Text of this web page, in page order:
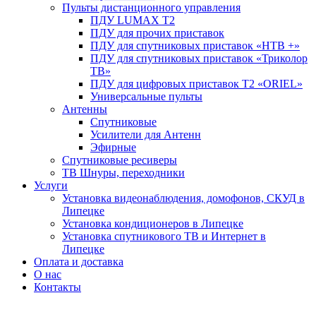
Пульты дистанционного управления
ПДУ LUMAX Т2
ПДУ для прочих приставок
ПДУ для спутниковых приставок «НТВ +»
ПДУ для спутниковых приставок «Триколор
ТВ»
ПДУ для цифровых приставок Т2 «ORIEL»
Универсальные пульты
Антенны
Спутниковые
Усилители для Антенн
Эфирные
Спутниковые ресиверы
ТВ Шнуры, переходники
Услуги
Установка видеонаблюдения, домофонов, СКУД в
Липецке
Установка кондиционеров в Липецке
Установка спутникового ТВ и Интернет в
Липецке
Оплата и доставка
О нас
Контакты